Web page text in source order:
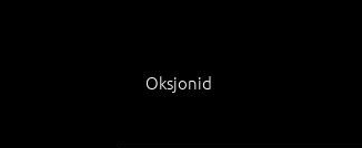
Oksjonid